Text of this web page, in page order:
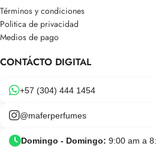
Términos y condiciones
Politica de privacidad
Medios de pago
CONTÁCTO DIGITAL
+57 (304) 444 1454
@maferperfumes
Domingo - Domingo: 9:00 am a